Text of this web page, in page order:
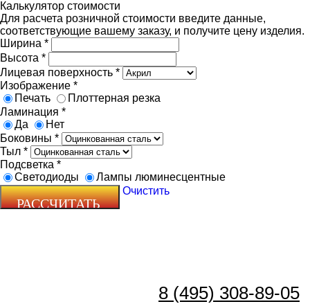
Калькулятор стоимости
Для расчета розничной стоимости введите данные,
соответствующие вашему заказу, и получите цену изделия.
Ширина *
Высота *
Лицевая поверхность *
Изображение *
Печать
Плоттерная резка
Ламинация *
Да
Нет
Боковины *
Тыл *
Подсветка *
Светодиоды
Лампы люминесцентные
Очистить
8 (495) 308-89-05